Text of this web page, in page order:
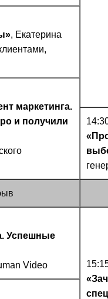
, Екатерина
маркетинга.
и получили
Успешные
Video